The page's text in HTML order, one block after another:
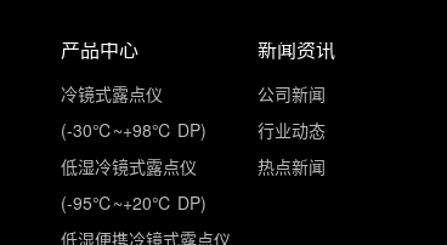
产品中心
冷镜式露点仪
(-30℃~+98℃ DP)
低湿冷镜式露点仪
(-95℃~+20℃ DP)
低湿便携冷镜式露点仪
新闻资讯
公司新闻
行业动态
热点新闻